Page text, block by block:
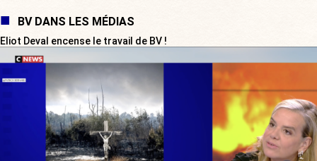
BV DANS LES MÉDIAS
Eliot Deval encense le travail de BV !